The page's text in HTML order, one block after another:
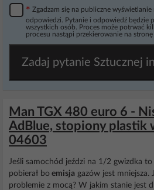
* Zgadzam się na publiczne
odpowiedzi. Pytanie i odpowiedź będzie
wszystkich osób. Proces może potrwać
procesu nastąpi przekierowanie na
Zadaj pytanie Sztucznej
Man TGX 480 euro 6 -
AdBlue, stopiony plastik
04603
Jeśli samochód jeździ na 1/2 gwizdka to
pobierał bo emisja gazów jest mniejsza.
problemie z mocą? W jakim stanie jest